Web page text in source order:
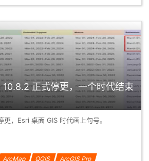
正式停更，一个时代结束
，Esri 桌面 GIS 时代画上句号。
ArcMap QGIS ArcGIS Pro